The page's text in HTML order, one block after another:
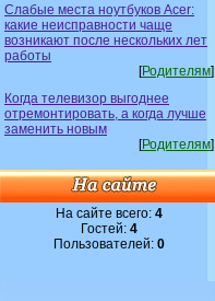
Слабые места ноутбуков Acer:
какие неисправности чаще
возникают после нескольких лет
работы
[Родителям]
Когда телевизор выгоднее
отремонтировать, а когда лучше
заменить новым
[Родителям]
На сайте всего: 4
Гостей: 4
Пользователей: 0